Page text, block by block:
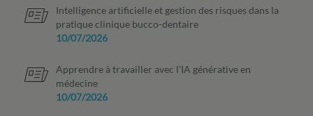
Intelligence artificielle et gestion des risques dans la
pratique clinique bucco-dentaire
10/07/2026
Apprendre à travailler avec l'IA générative en
médecine
10/07/2026